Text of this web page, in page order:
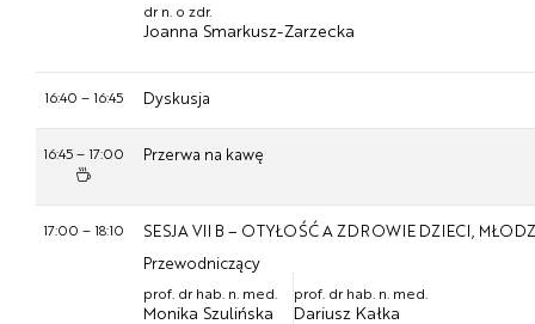
dr n. o zdr.
Joanna Smarkusz-Zarzecka
16:40 – 16:45 Dyskusja
16:45– 17:00 Przerwa na kawę
17:00 – 18:10
SESJA VII B – OTYŁOŚĆ A ZDROWIE DZIECI,
Przewodniczący
prof. dr hab. n. med.
Monika Szulińska
prof. dr hab. n. med.
Dariusz Kałka